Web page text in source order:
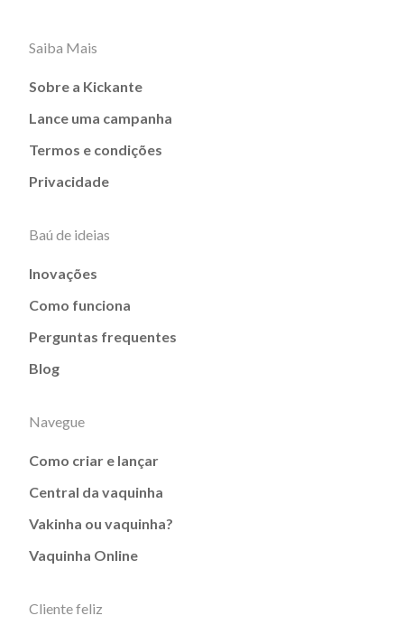
Saiba Mais
Sobre a Kickante
Lance uma campanha
Termos e condições
Privacidade
Baú de ideias
Inovações
Como funciona
Perguntas frequentes
Blog
Navegue
Como criar e lançar
Central da vaquinha
Vakinha ou vaquinha?
Vaquinha Online
Cliente feliz